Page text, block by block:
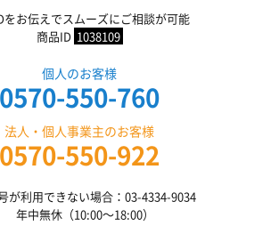
をお伝えでスムーズにご相談が可能
商品ID 1038109
個人のお客様
0570-550-760
法人・個人事業主のお客様
0570-550-922
が利用できない場合：03-4334-9034
年中無休（10:00〜18:00）